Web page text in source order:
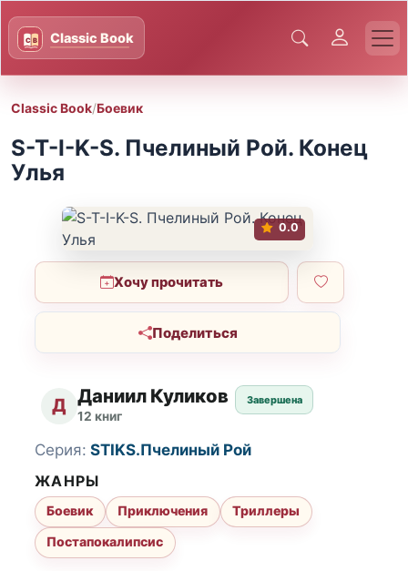
Classic Book/Боевик
S-T-I-K-S. Пчелиный Рой. Конец
Улья
0.0
Хочу прочитать
Поделиться
Д Даниил Куликов
12 книг
Завершена
Серия: STIKS.Пчелиный Рой
ЖАНРЫ
Боевик Приключения
Триллеры
Постапокалипсис